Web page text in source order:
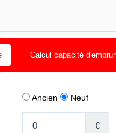
Calcul capacité